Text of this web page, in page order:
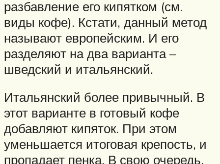
разбавление его кипятком (см.
виды кофе). Кстати, данный метод
называют европейским. И его
разделяют на два варианта –
шведский и итальянский.
Итальянский более привычный. В
этот варианте в готовый кофе
добавляют кипяток. При этом
уменьшается итоговая крепость, и
пропадает пенка. В свою очередь,